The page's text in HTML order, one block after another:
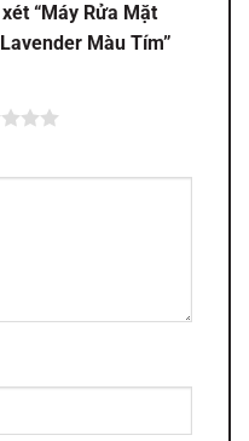
“Máy Rửa Mặt
Màu Tím”